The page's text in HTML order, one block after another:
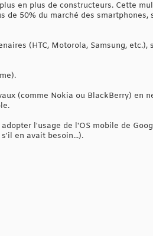
en plus de constructeurs. Cette
50% du marché des smartphones,
(HTC, Motorola, Samsung, etc.),
(comme Nokia ou BlackBerry) en
l'usage de l'OS mobile de
en avait besoin...).